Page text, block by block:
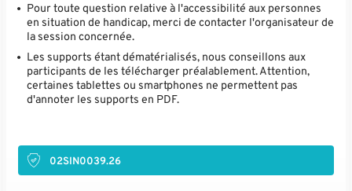
Pour toute question relative à l'accessibilité aux personnes
en situation de handicap, merci de contacter l'organisateur de
la session concernée.
Les supports étant dématérialisés, nous conseillons aux
participants de les télécharger préalablement. Attention,
certaines tablettes ou smartphones ne permettent pas
d'annoter les supports en PDF.
02SIN0039.26